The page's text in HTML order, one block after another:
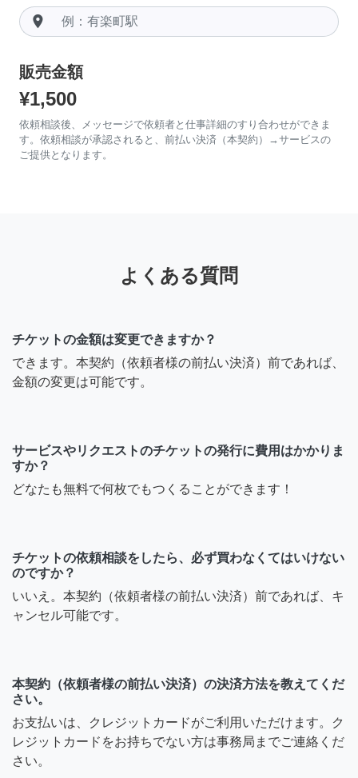
room
販売金額
¥1,500
依頼相談後、メッセージで依頼者と仕事詳細のすり合わせができま
す。依頼相談が承認されると、前払い決済（本契約）→サービスの
ご提供となります。
よくある質問
チケットの金額は変更できますか？
できます。本契約（依頼者様の前払い決済）前であれば、
金額の変更は可能です。
サービスやリクエストのチケットの発行に費用はかかりま
すか？
どなたも無料で何枚でもつくることができます！
チケットの依頼相談をしたら、必ず買わなくてはいけない
のですか？
いいえ。本契約（依頼者様の前払い決済）前であれば、キ
ャンセル可能です。
本契約（依頼者様の前払い決済）の決済方法を教えてくだ
さい。
お支払いは、クレジットカードがご利用いただけます。ク
レジットカードをお持ちでない方は事務局までご連絡くだ
さい。